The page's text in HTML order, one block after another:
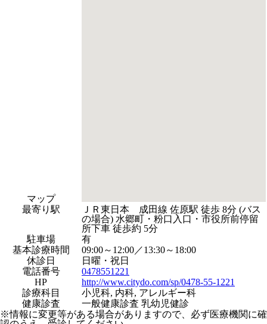
マップ
最寄り駅
ＪＲ東日本 成田線 佐原駅 徒歩 8分 (バス
の場合) 水郷町・粉口入口・市役所前停留
所下車 徒歩約 5分
駐車場
有
基本診療時間
09:00～12:00／13:30～18:00
休診日
日曜・祝日
電話番号
0478551221
HP
http://www.citydo.com/sp/0478-55-1221
診療科目
小児科, 内科, アレルギー科
健康診査
一般健康診査 乳幼児健診
※情報に変更等がある場合がありますので、必ず医療機関に確